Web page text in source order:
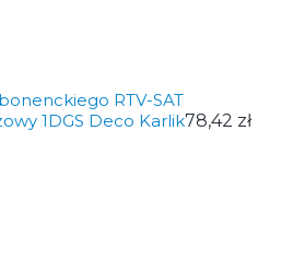
RTV-SAT
1DGS Deco Karlik78,42 zł